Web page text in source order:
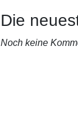
Die
Noch keine